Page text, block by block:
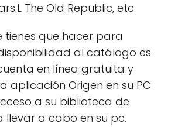
The Old Republic, etc
tienes que hacer para
al catálogo es
en línea gratuita y
aplicación Origen en su PC
a su biblioteca de
llevar a cabo en su pc.